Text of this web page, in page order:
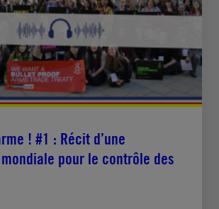
! #1 : Récit d’une
pour le contrôle des